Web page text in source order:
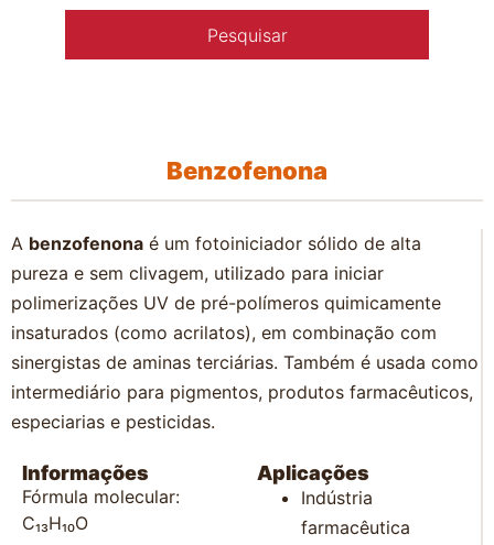
Benzofenona
A benzofenona é um fotoiniciador sólido de alta
pureza e sem clivagem, utilizado para iniciar
polimerizações UV de pré-polímeros quimicamente
insaturados (como acrilatos), em combinação com
sinergistas de aminas terciárias. Também é usada como
intermediário para pigmentos, produtos farmacêuticos,
especiarias e pesticidas.
Informações
Fórmula molecular:
C₁₃H₁₀O
Aplicações
Indústria
farmacêutica